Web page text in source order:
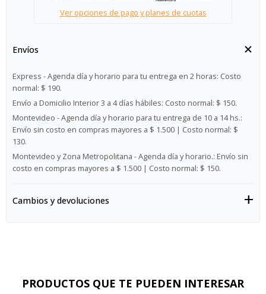
Ver opciones de pago y planes de cuotas
Envíos
Express - Agenda día y horario para tu entrega en 2 horas: Costo
normal: $ 190.
Envío a Domicilio Interior 3 a 4 días hábiles: Costo normal: $ 150.
Montevideo - Agenda día y horario para tu entrega de 10 a 14 hs.:
Envío sin costo en compras mayores a $ 1.500 | Costo normal: $
130.
Montevideo y Zona Metropolitana - Agenda día y horario.: Envío sin
costo en compras mayores a $ 1.500 | Costo normal: $ 150.
Cambios y devoluciones
PRODUCTOS QUE TE PUEDEN INTERESAR